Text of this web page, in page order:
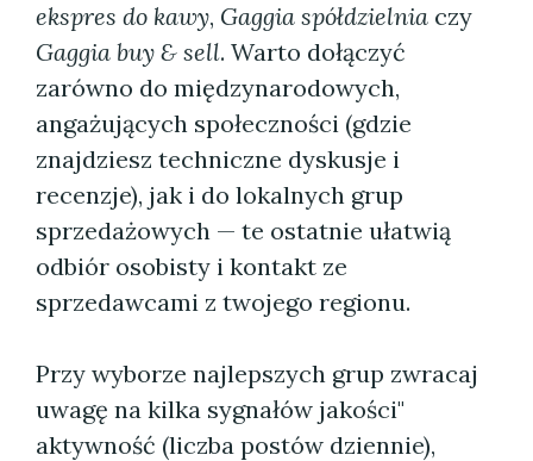
ekspres do kawy, Gaggia spółdzielnia czy
Gaggia buy & sell. Warto dołączyć
zarówno do międzynarodowych,
angażujących społeczności (gdzie
znajdziesz techniczne dyskusje i
recenzje), jak i do lokalnych grup
sprzedażowych — te ostatnie ułatwią
odbiór osobisty i kontakt ze
sprzedawcami z twojego regionu.
Przy wyborze najlepszych grup zwracaj
uwagę na kilka sygnałów jakości"
aktywność (liczba postów dziennie),